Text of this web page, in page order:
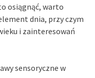
osiągnąć, warto
dnia, przy czym
i zainteresowań
sensoryczne w